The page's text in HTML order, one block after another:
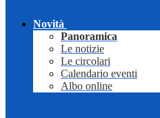
Novità
Panoramica
Le notizie
Le circolari
Calendario eventi
Albo online